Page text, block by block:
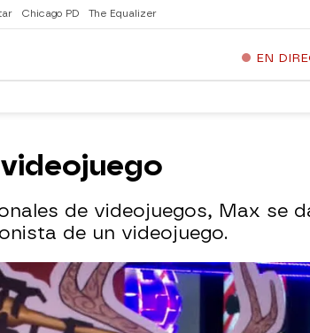
Chicago PD The Equalizer
EN
de videojuegos, Max se
de un videojuego.